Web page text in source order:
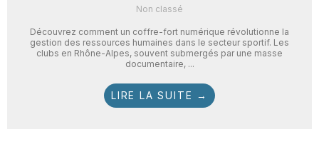
Non classé
Découvrez comment un coffre-fort numérique révolutionne la
gestion des ressources humaines dans le secteur sportif. Les
clubs en Rhône-Alpes, souvent submergés par une masse
documentaire, ...
LIRE LA SUITE →